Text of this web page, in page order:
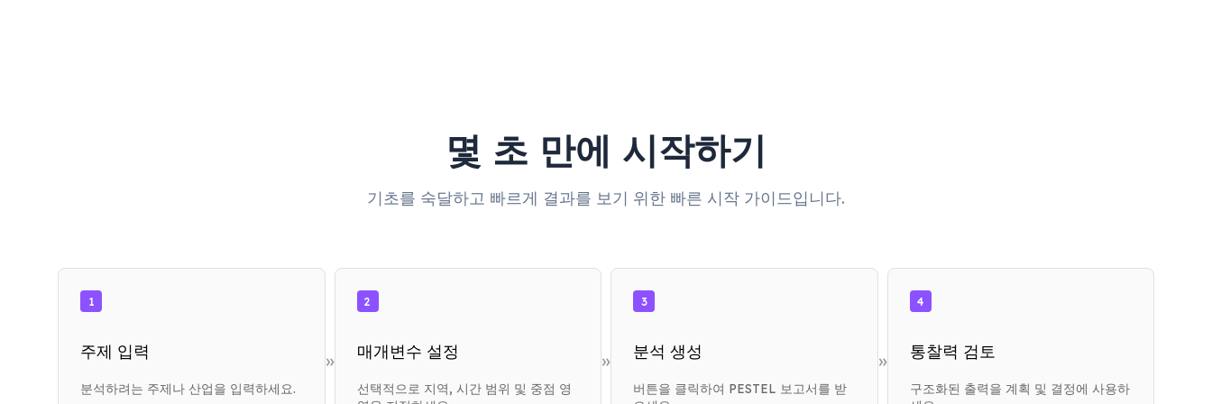
몇 초 만에 시작하기
기초를 숙달하고 빠르게 결과를 보기 위한 빠른 시작 가이드입니다.
1
주제 입력
분석하려는 주제나 산업을 입력하세요.
»
2
매개변수 설정
선택적으로 지역, 시간 범위 및 중점 영
»
3
분석 생성
버튼을 클릭하여 PESTEL 보고서를 받
»
4
통찰력 검토
구조화된 출력을 계획 및 결정에 사용하